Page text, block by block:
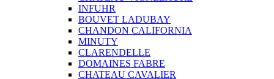
INFUHR
BOUVET LADUBAY
CHANDON CALIFORNIA
MINUTY
CLARENDELLE
DOMAINES FABRE
CHATEAU CAVALIER